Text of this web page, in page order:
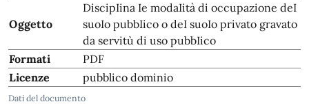
Dati del documento
Oggetto
DiscipIina Ie modaIità di occupazione deI
suoIo pubbIico o deI suoIo privato gravato
da servitù di uso pubbIico
Formati
PDF
Licenze
pubblico dominio